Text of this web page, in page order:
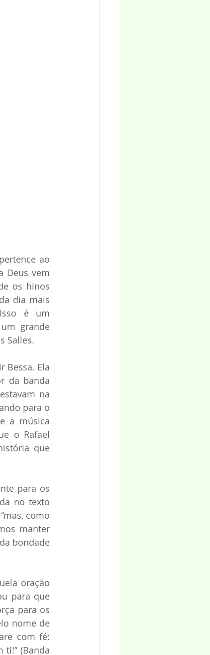
ao
Deus vem
os hinos
dia mais
é um
grande
Salles.
Bessa. Ela
da banda
na
para o
a música
o Rafael
que
para os
no texto
como
manter
bondade
oração
para que
para os
nome de
com fé:
ti!” (Banda